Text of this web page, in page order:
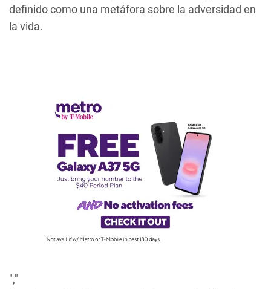
definido como una metáfora sobre la adversidad en
la vida.
","